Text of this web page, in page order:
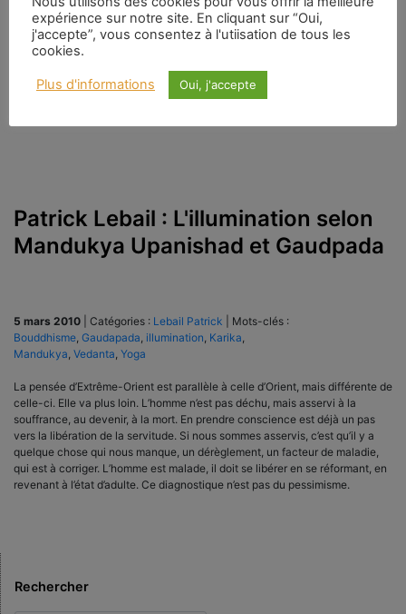
Écoles donnant leurs solutions aux problèmes. Ce sont des échanges de
vues, des sortes de tournois entre philosophes. Rien n’est gratuit dans la
pensée d’Extrême-Orient.
Patrick Lebail : L'illumination selon
Mandukya Upanishad et Gaudpada
5 mars 2010 Catégories : Lebail Patrick
Mots-clés :
Bouddhisme Gaudapada illumination Karika
Mandukya Vedanta Yoga
La pensée d’Extrême-Orient est parallèle à celle d’Orient, mais différente de
celle-ci. Elle va plus loin. L’homme n’est pas déchu, mais asservi à la
souffrance, au devenir, à la mort. En prendre conscience est déjà un pas
vers la libération de la servitude. Si nous sommes asservis, c’est qu’il y a
quelque chose qui nous manque, un dérèglement, un facteur de maladie,
qui est à corriger. L’homme est malade, il doit se libérer en se réformant, en
revenant à l’état d’adulte. Ce diagnostique n’est pas du pessimisme.
Rechercher
expérience sur notre site. En cliquant sur “Oui,
j'accepte”, vous consentez à l'utiisation de tous les
cookies.
Plus d'informations Oui, j'accepte